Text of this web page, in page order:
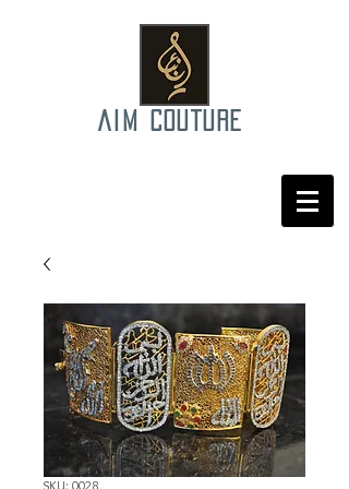
AIM COUTURE
SKU: 0028